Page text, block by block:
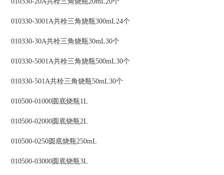
010330-3001A共栓三角烧瓶300mL24个
010330-30A共栓三角烧瓶30mL30个
010330-5001A共栓三角烧瓶500mL30个
010330-501A共栓三角烧瓶50mL30个
010500-01000圆底烧瓶1L
010500-02000圆底烧瓶2L
010500-0250圆底烧瓶250mL
010500-03000圆底烧瓶3L